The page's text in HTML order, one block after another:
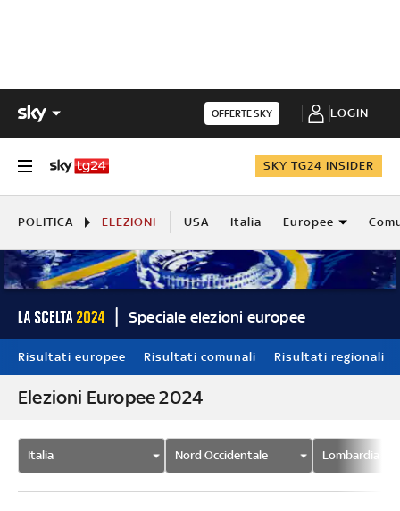
OFFERTE SKY LOGIN
SKY TG24 INSIDER
POLITICA ELEZIONI USA Italia Europee
Speciale elezioni europee
Risultati europee Risultati comunali Risultati regionali
Elezioni Europee 2024
Italia Nord Occidentale Lombardia